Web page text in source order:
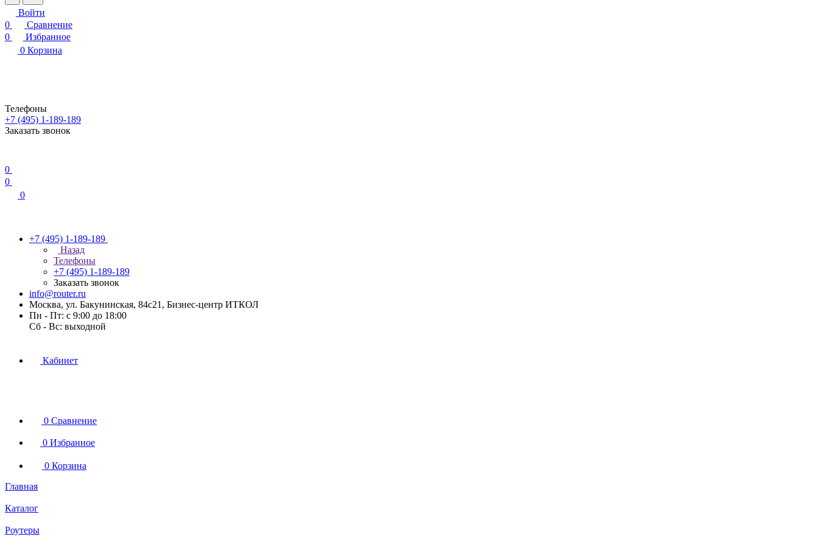
Войти
0
Сравнение
0
Избранное
0 Корзина
Телефоны
+7 (495) 1-189-189
Заказать звонок
0
0
0
+7 (495) 1-189-189
Назад
Телефоны
+7 (495) 1-189-189
Заказать звонок
info@router.ru
Москва, ул. Бакунинская, 84с21, Бизнес-центр ИТКОЛ
Пн - Пт: с 9:00 до 18:00
Cб - Вс: выходной
Кабинет
0 Сравнение
0 Избранное
0 Корзина
Главная
Каталог
Роутеры